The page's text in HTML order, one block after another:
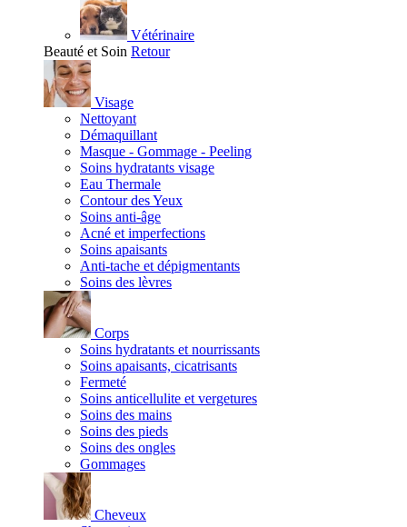
Vétérinaire
Beauté et Soin Retour
Visage
Nettoyant
Démaquillant
Masque - Gommage - Peeling
Soins hydratants visage
Eau Thermale
Contour des Yeux
Soins anti-âge
Acné et imperfections
Soins apaisants
Anti-tache et dépigmentants
Soins des lèvres
Corps
Soins hydratants et nourrissants
Soins apaisants, cicatrisants
Fermeté
Soins anticellulite et vergetures
Soins des mains
Soins des pieds
Soins des ongles
Gommages
Cheveux